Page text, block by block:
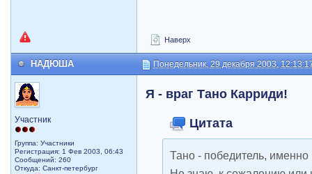
Наверх
НАДЮША Понедельник, 29 декабря 2003,
Участник
Группа: Участники
Регистрация: 1 Фев 2003, 06:43
Сообщений: 260
Откуда: Санкт-петербург
Я - враг Тано Карриди!
Цитата
Тано - победитель,